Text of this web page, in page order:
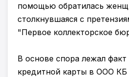
помощью обратилась
столкнувшаяся с
"Первое коллекторское
В основе спора лежал
кредитной карты в ООО КБ